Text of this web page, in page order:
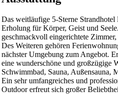
Das weitläufige 5-Sterne
Erholung für Körper, Geist und
geschmackvoll eingerichtete
Des Weiteren gehören
nächster Umgebung zum Angebot.
eine wunderschöne und großzügige
Schwimmbad, Sauna, Außensauna,
Ein sehr umfangreiches und
Outdoor erfreut sich großer